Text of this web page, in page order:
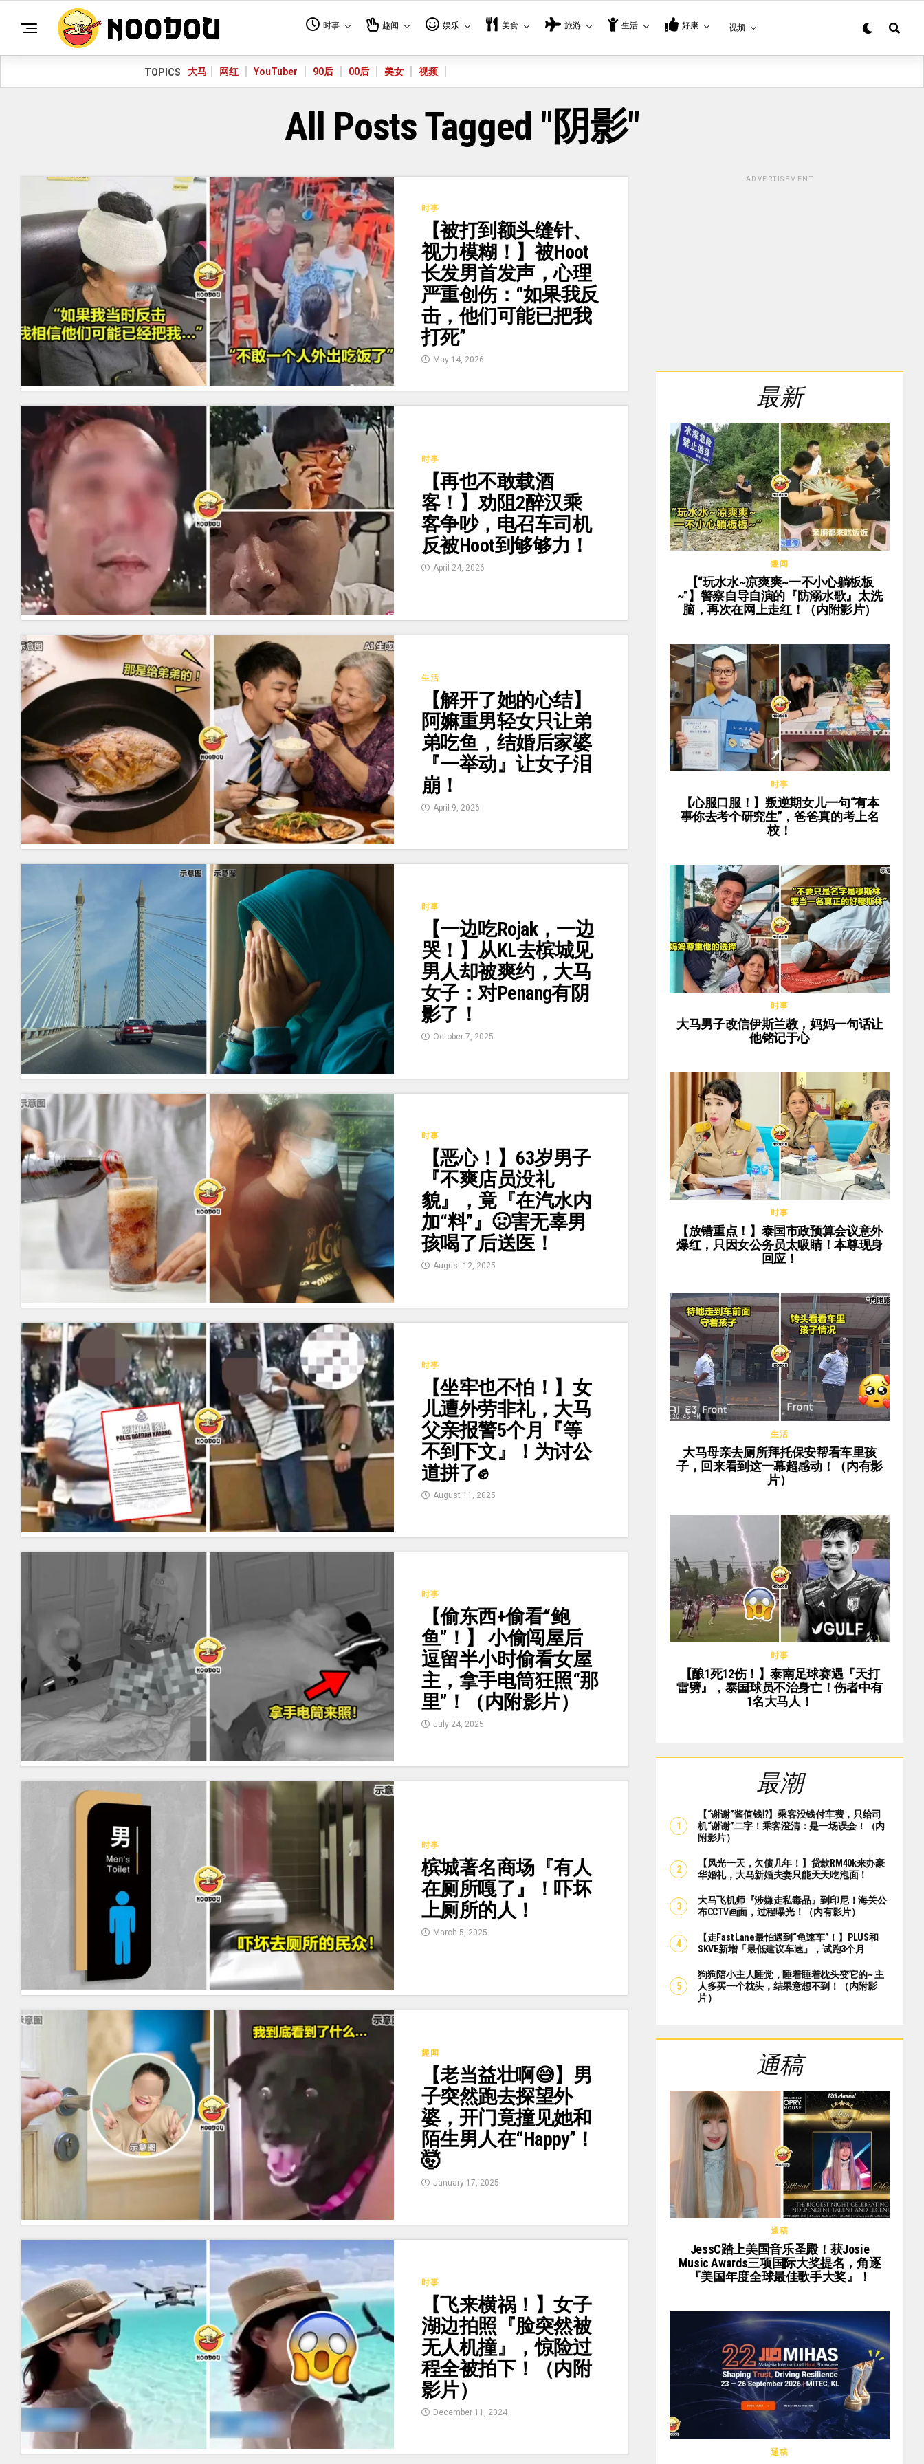
时事 趣闻 娱乐 美食 旅游 生活 好康 视频
TOPICS 大马 网红 YouTuber 90后 00后 美女 视频
All Posts Tagged "阴影"
时事
【被打到额头缝针、
视力模糊！】被Hoot
长发男首发声，心理
严重创伤：“如果我反
击，他们可能已把我
打死”
May 14, 2026
时事
【再也不敢载酒
客！】劝阻2醉汉乘
客争吵，电召车司机
反被Hoot到够够力！
April 24, 2026
生活
【解开了她的心结】
阿嫲重男轻女只让弟
弟吃鱼，结婚后家婆
『一举动』让女子泪
崩！
April 9, 2026
时事
【一边吃Rojak，一边
哭！】从KL去槟城见
男人却被爽约，大马
女子：对Penang有阴
影了！
October 7, 2025
时事
【恶心！】63岁男子
『不爽店员没礼
貌』，竟『在汽水内
加“料”』🤢害无辜男
孩喝了后送医！
August 12, 2025
时事
【坐牢也不怕！】女
儿遭外劳非礼，大马
父亲报警5个月『等
不到下文』！为讨公
道拼了✊
August 11, 2025
时事
【偷东西+偷看“鲍
鱼”！】 小偷闯屋后
逗留半小时偷看女屋
主，拿手电筒狂照“那
里”！（内附影片）
July 24, 2025
时事
槟城著名商场『有人
在厕所嘎了』！吓坏
上厕所的人！
March 5, 2025
趣闻
【老当益壮啊😅】男
子突然跑去探望外
婆，开门竟撞见她和
陌生男人在“Happy”！
🤯
January 17, 2025
时事
【飞来横祸！】女子
湖边拍照『脸突然被
无人机撞』，惊险过
程全被拍下！（内附
影片）
December 11, 2024
ADVERTISEMENT
最新
趣闻
【“玩水水~凉爽爽~一不小心躺板板
~”】警察自导自演的『防溺水歌』太洗
脑，再次在网上走红！（内附影片）
时事
【心服口服！】叛逆期女儿一句“有本
事你去考个研究生”，爸爸真的考上名
校！
时事
大马男子改信伊斯兰教，妈妈一句话让
他铭记于心
时事
【放错重点！】泰国市政预算会议意外
爆红，只因女公务员太吸睛！本尊现身
回应！
生活
大马母亲去厕所拜托保安帮看车里孩
子，回来看到这一幕超感动！（内有影
片）
时事
【酿1死12伤！】泰南足球赛遇『天打
雷劈』，泰国球员不治身亡！伤者中有
1名大马人！
最潮
【“谢谢”酱值钱⁉️】乘客没钱付车费，只给司
机“谢谢”二字！乘客澄清：是一场误会！（内
附影片）
【风光一天，欠债几年！】贷款RM40k来办豪
华婚礼，大马新婚夫妻只能天天吃泡面！
大马飞机师『涉嫌走私毒品』到印尼！海关公
布CCTV画面，过程曝光！（内有影片）
【走Fast Lane最怕遇到“龟速车”！】PLUS和
SKVE新增「最低建议车速」，试跑3个月
狗狗陪小主人睡觉，睡着睡着枕头变它的~ 主
人多买一个枕头，结果意想不到！（内附影
片）
通稿
通稿
JessC踏上美国音乐圣殿！获Josie
Music Awards三项国际大奖提名，角逐
『美国年度全球最佳歌手大奖』！
通稿